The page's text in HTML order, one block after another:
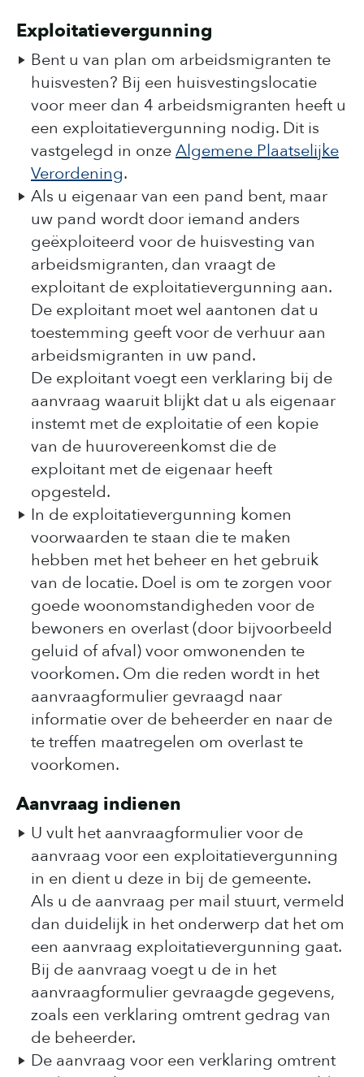
Exploitatievergunning
Bent u van plan om arbeidsmigranten te
huisvesten? Bij een huisvestingslocatie
voor meer dan 4 arbeidsmigranten heeft u
een exploitatievergunning nodig. Dit is
vastgelegd in onzeAlgemene Plaatselijke
Verordening.
Als u eigenaar van een pand bent, maar
uw pand wordt door iemand anders
geëxploiteerd voor de huisvesting van
arbeidsmigranten, dan vraagt de
exploitant de exploitatievergunning aan.
De exploitant moet wel aantonen dat u
toestemming geeft voor de verhuur aan
arbeidsmigranten in uw pand.
De exploitant voegt een verklaring bij de
aanvraag waaruit blijkt dat u als eigenaar
instemt met de exploitatie of een kopie
van de huurovereenkomst die de
exploitant met de eigenaar heeft
opgesteld.
In de exploitatievergunning komen
voorwaarden te staan die te maken
hebben met het beheer en het gebruik
van de locatie. Doel is om te zorgen voor
goede woonomstandigheden voor de
bewoners en overlast (door bijvoorbeeld
geluid of afval) voor omwonenden te
voorkomen. Om die reden wordt in het
aanvraagformulier gevraagd naar
informatie over de beheerder en naar de
te treffen maatregelen om overlast te
voorkomen.
Aanvraag indienen
U vult het aanvraagformulier voor de
aanvraag voor een exploitatievergunning
in en dient u deze in bij de gemeente.
Als u de aanvraag per mail stuurt, vermeld
dan duidelijk in het onderwerp dat het om
een aanvraag exploitatievergunning gaat.
Bij de aanvraag voegt u de in het
aanvraagformulier gevraagde gegevens,
zoals een verklaring omtrent gedrag van
de beheerder.
De aanvraag voor een verklaring omtrent